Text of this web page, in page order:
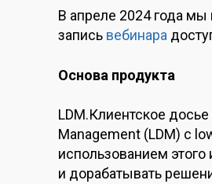
В апреле 2024 года
запись вебинара
Основа продукта
LDM.Клиентское
Management (LDM) с
использованием
и дорабатывать